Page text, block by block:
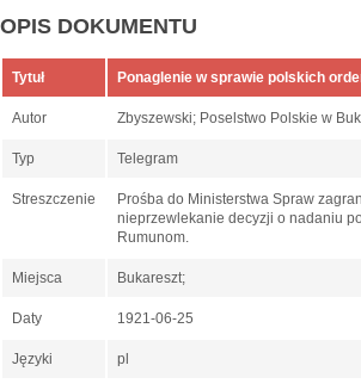
OPIS DOKUMENTU
Tytuł Ponaglenie w sprawie polskich
Autor Zbyszewski; Poselstwo Polskie w
Typ Telegram
Streszczenie
Prośba do Ministerstwa Spraw
nieprzewlekanie decyzji o nadaniu
Rumunom.
Miejsca Bukareszt;
Daty 1921-06-25
Języki pl